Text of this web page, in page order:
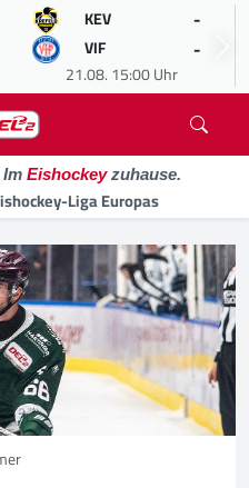
KEV -
VIF -
21.08. 15:00 Uhr
Eishockeyzuhause.
Liga Europas